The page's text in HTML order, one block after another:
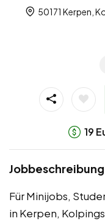
50171 Kerpen,
19
Jobbeschreibung
Für Minijobs,
in Kerpen,